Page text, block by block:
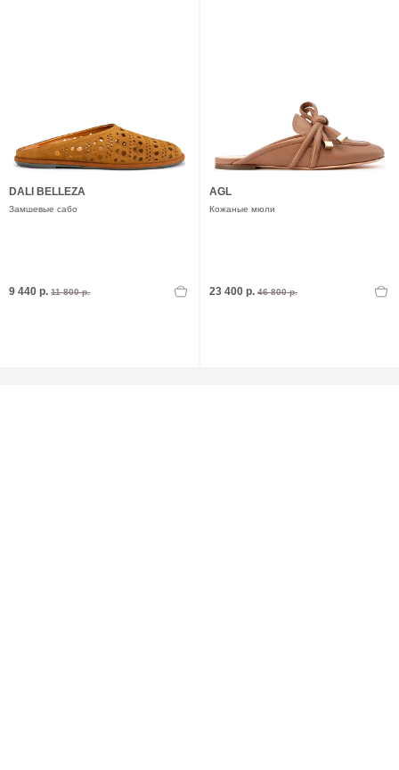
DALI BELLEZA
Замшевые сабо
9 440 р. 11 800 р.
AGL
Кожаные мюли
23 400 р. 46 800 р.